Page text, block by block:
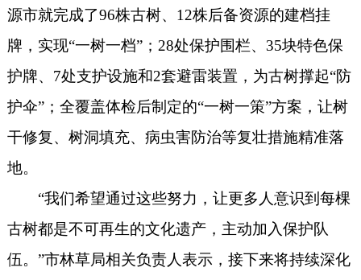
源市就完成了96株古树、12株后备资源的建档挂
牌，实现“一树一档”；28处保护围栏、35块特色保
护牌、7处支护设施和2套避雷装置，为古树撑起“防
护伞”；全覆盖体检后制定的“一树一策”方案，让树
干修复、树洞填充、病虫害防治等复壮措施精准落
地。
“我们希望通过这些努力，让更多人意识到每棵
古树都是不可再生的文化遗产，主动加入保护队
伍。”市林草局相关负责人表示，接下来将持续深化